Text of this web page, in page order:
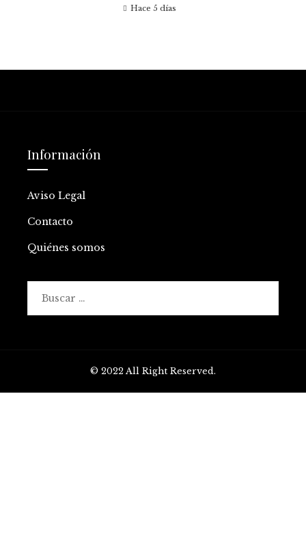
Hace 5 días
Información
Aviso Legal
Contacto
Quiénes somos
© 2022 All Right Reserved.